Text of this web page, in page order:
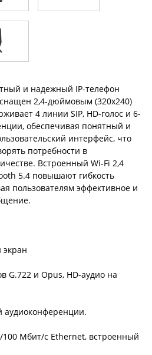
и надежный IP-телефон
2,4-дюймовым (320x240)
4 линии SIP, HD-голос и 6-
обеспечивая понятный и
интерфейс, что
потребности в
Встроенный Wi-Fi 2,4
5.4 повышают гибкость
пользователям эффективное и
G.722 и Opus, HD-аудио на
аудиоконференции.
Мбит/с Ethernet, встроенный